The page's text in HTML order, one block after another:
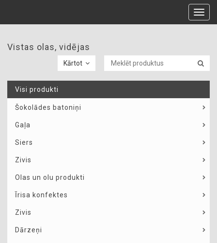
Vistas olas, vidējas
Kārtot
Visi produkti
Šokolādes batoniņi
Gaļa
Siers
Zivis
Olas un olu produkti
Īrisa konfektes
Zivis
Dārzeņi